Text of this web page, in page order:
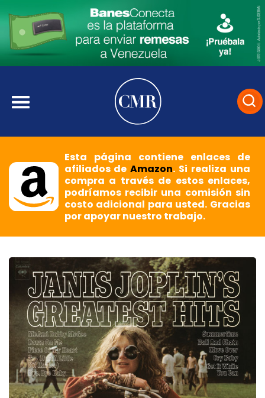
Esta página contiene enlaces de
afiliados deAmazon. Si realiza una
compra a través de estos enlaces,
podríamos recibir una comisión sin
costo adicional para usted. Gracias
por apoyar nuestro trabajo.